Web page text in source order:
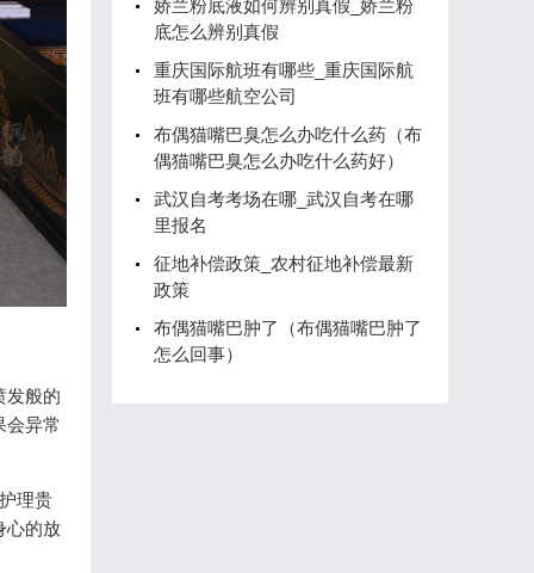
发般的
会异常
理贵
心的放
娇兰粉底液如何辨别真假_娇兰粉
底怎么辨别真假
重庆国际航班有哪些_重庆国际航
班有哪些航空公司
布偶猫嘴巴臭怎么办吃什么药（布
偶猫嘴巴臭怎么办吃什么药好）
武汉自考考场在哪_武汉自考在哪
里报名
征地补偿政策_农村征地补偿最新
政策
布偶猫嘴巴肿了（布偶猫嘴巴肿了
怎么回事）